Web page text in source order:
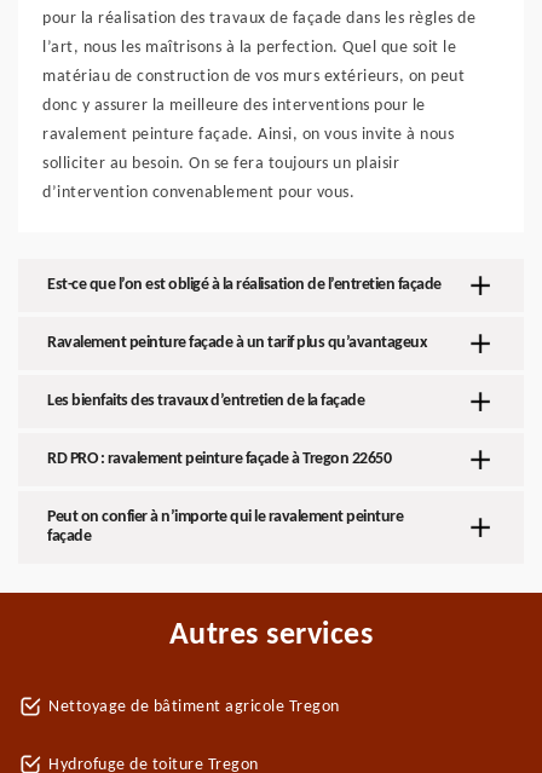
pour la réalisation des travaux de façade dans les règles de
l’art, nous les maîtrisons à la perfection. Quel que soit le
matériau de construction de vos murs extérieurs, on peut
donc y assurer la meilleure des interventions pour le
ravalement peinture façade. Ainsi, on vous invite à nous
solliciter au besoin. On se fera toujours un plaisir
d’intervention convenablement pour vous.
Est-ce que l’on est obligé à la réalisation de l’entretien façade
Ravalement peinture façade à un tarif plus qu’avantageux
Les bienfaits des travaux d’entretien de la façade
RD PRO : ravalement peinture façade à Tregon 22650
Peut on confier à n’importe qui le ravalement peinture
façade
Autres services
Nettoyage de bâtiment agricole Tregon
Hydrofuge de toiture Tregon